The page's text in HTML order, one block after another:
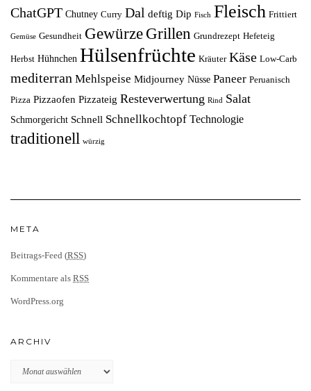
ChatGPT Chutney Curry Dal deftig Dip Fisch Fleisch Frittiert
Gemüse Gesundheit Gewürze Grillen Grundrezept Hefeteig
Herbst Hühnchen Hülsenfrüchte Kräuter Käse Low-Carb
mediterran Mehlspeise Midjourney Nüsse Paneer Peruanisch
Pizza Pizzaofen Pizzateig Resteverwertung Rind Salat
Schmorgericht Schnell Schnellkochtopf Technologie
traditionell würzig
META
Beitrags-Feed (RSS)
Kommentare als RSS
WordPress.org
ARCHIV
Archiv